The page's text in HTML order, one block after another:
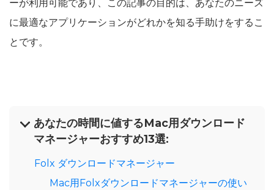
ーが利用可能であり、この記事の目的は、あなたのニーズ
に最適なアプリケーションがどれかを知る手助けをするこ
とです。
あなたの時間に値するMac用ダウンロード
マネージャーおすすめ13選:
Folx ダウンロードマネージャー
Mac用Folxダウンロードマネージャーの使い